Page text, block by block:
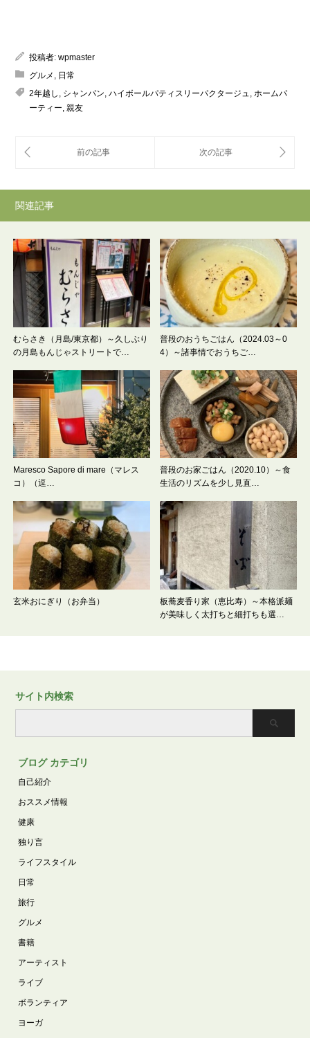
投稿者: wpmaster
グルメ
日常
2年越し
シャンパン ハイボールパティスリーパクタージュ
ホームパ
ーティー 親友
関連記事
むらさき（月島/東京都）～久しぶり
の月島もんじゃストリートで…
普段のおうちごはん（2024.03～0
4）～諸事情でおうちご…
Maresco Sapore di mare（マレス
コ）（逗…
普段のお家ごはん（2020.10）～食
生活のリズムを少し見直…
玄米おにぎり（お弁当）
板蕎麦香り家（恵比寿）～本格派麺
が美味しく太打ちと細打ちも選…
サイト内検索
ブログ カテゴリ
自己紹介
おススメ情報
健康
独り言
ライフスタイル
日常
旅行
グルメ
書籍
アーティスト
ライブ
ボランティア
ヨーガ